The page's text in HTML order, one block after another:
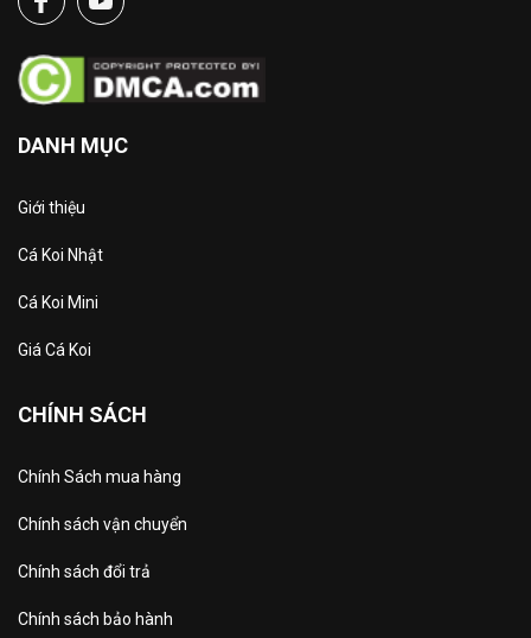
DANH MỤC
Giới thiệu
Cá Koi Nhật
Cá Koi Mini
Giá Cá Koi
CHÍNH SÁCH
Chính Sách mua hàng
Chính sách vận chuyển
Chính sách đổi trả
Chính sách bảo hành